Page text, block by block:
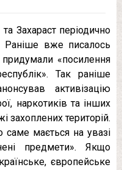
Захараст періодично
Раніше вже писалось
придумали «посилення
Так раніше
активізацію
наркотиків та інших
захоплених територій.
мається на увазі
предмети». Якщо
європейське